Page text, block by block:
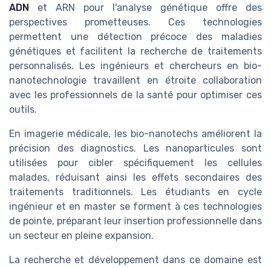
ADN
et ARN pour l'analyse génétique offre des
perspectives prometteuses. Ces technologies
permettent une détection précoce des maladies
génétiques et facilitent la recherche de traitements
personnalisés. Les ingénieurs et chercheurs en bio-
nanotechnologie travaillent en étroite collaboration
avec les professionnels de la santé pour optimiser ces
outils.
En imagerie médicale, les bio-nanotechs améliorent la
précision des diagnostics. Les nanoparticules sont
utilisées pour cibler spécifiquement les cellules
malades, réduisant ainsi les effets secondaires des
traitements traditionnels. Les étudiants en cycle
ingénieur et en master se forment à ces technologies
de pointe, préparant leur insertion professionnelle dans
un secteur en pleine expansion.
La recherche et développement dans ce domaine est